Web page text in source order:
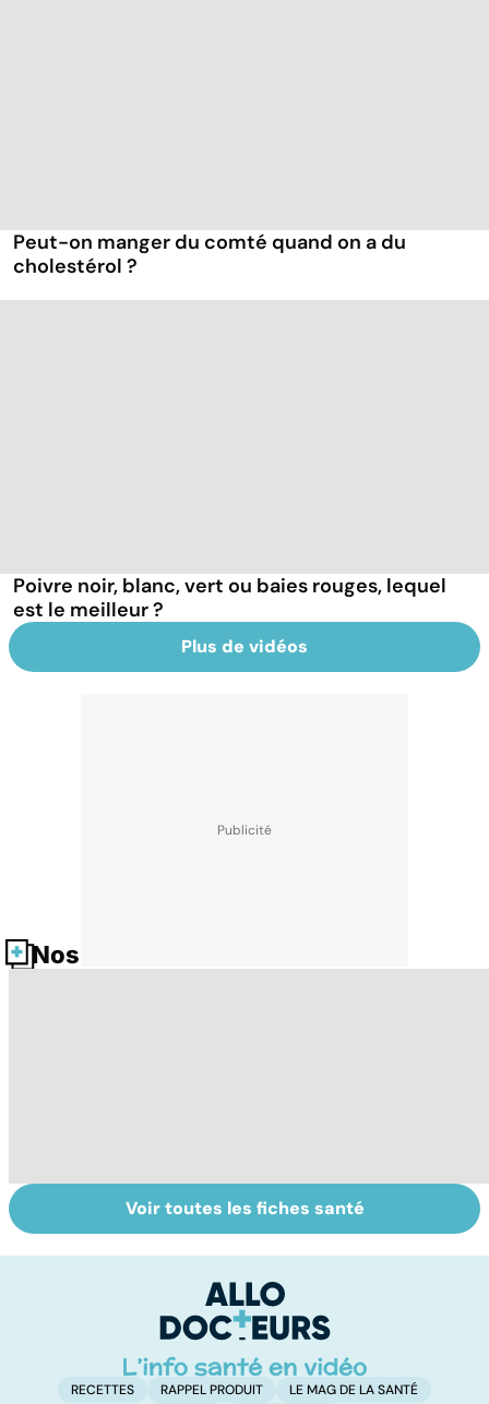
Peut-on manger du comté quand on a du
cholestérol ?
Poivre noir, blanc, vert ou baies rouges, lequel
est le meilleur ?
Plus de vidéos
Nos fiches santé
Les agrumes et
leurs bienfaits
Le magnésium,
un oligo-élément
Voir toutes les fiches santé
RECETTES RAPPEL PRODUIT LE MAG DE LA SANTÉ